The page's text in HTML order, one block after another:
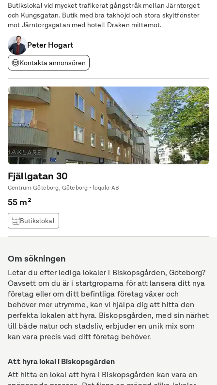
Butikslokal vid mycket trafikerat gångstråk mellan Järntorget
och Kungsgatan. Butik med bra takhöjd och stora skyltfönster
mot Järntorgsgatan med hotell Draken mittemot.
Peter Hogart
Kontakta annonsören
Fjällgatan 30
Centrum Göteborg, Göteborg • loqalo AB
55 m²
Butikslokal
Om sökningen
Letar du efter lediga lokaler i Biskopsgården, Göteborg?
Oavsett om du är i startgroparna för att lansera ditt nya
företag eller om ditt befintliga företag växer och
behöver mer utrymme, kan vi hjälpa dig att hitta den
perfekta lokalen att hyra. Biskopsgården, med sin närhet
till både natur och stadsliv, erbjuder en unik mix som
kan vara precis vad ditt företag behöver.
Att hyra lokal i Biskopsgården
Att hitta en lokal att hyra i Biskopsgården kan vara en